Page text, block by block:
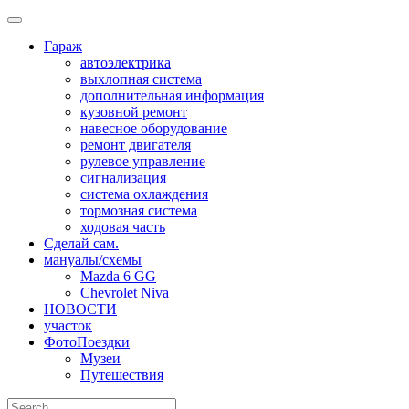
Skip
contentГараж
автоэлектрика
выхлопная система
дополнительная информация
кузовной ремонт
навесное оборудование
ремонт двигателя
рулевое управление
сигнализация
система охлаждения
тормозная система
ходовая часть
Сделай сам.
мануалы/схемы
Mazda 6 GG
Chevrolet Niva
НОВОСТИ
участок
ФотоПоездки
Музеи
Путешествия
Search